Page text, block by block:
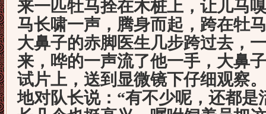
来一匹牡马拴在木桩上，让儿马
马长啸一声，腾身而起，跨在牡
大鼻子的赤脚医生几步跨过去，
来，哗的一声流了他一手，大鼻
试片上，送到显微镜下仔细观察
地对队长说： “有不少呢，还都是